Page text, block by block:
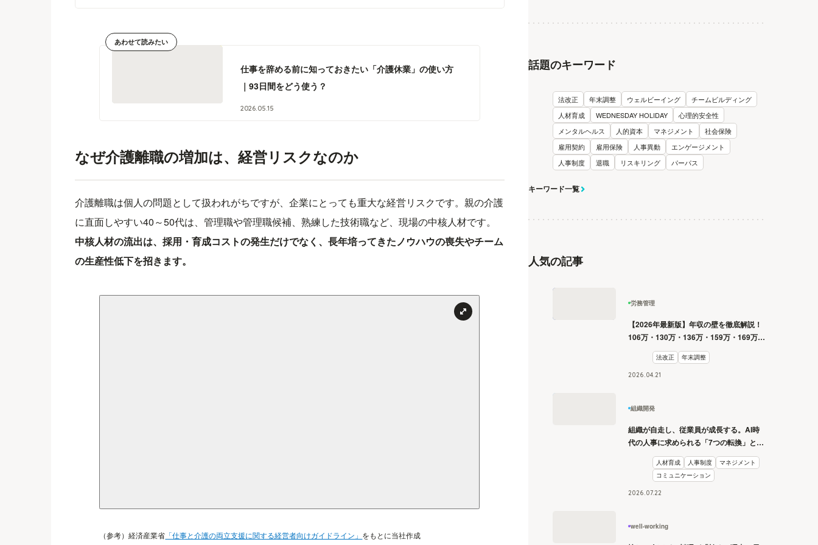
あわせて読みたい
仕事を辞める前に知っておきたい「介護休業」の使い方
｜93日間をどう使う？
2026.05.15
なぜ介護離職の増加は、経営リスクなのか
介護離職は個人の問題として扱われがちですが、企業にとっても重大な経営リスクです。親の介護
に直面しやすい40～50代は、管理職や管理職候補、熟練した技術職など、現場の中核人材です。
中核人材の流出は、採用・育成コストの発生だけでなく、長年培ってきたノウハウの喪失やチーム
の生産性低下を招きます。
（参考）経済産業省 「仕事と介護の両立支援に関する経営者向けガイドライン」 をもとに当社作成
話題のキーワード
法改正 年末調整 ウェルビーイング
チームビルディング
人材育成
WEDNESDAY HOLIDAY
心理的安全性
メンタルヘルス
人的資本 マネジメント
社会保険
雇用契約
雇用保険 人事異動
エンゲージメント
人事制度
退職 リスキリング パーパス
キーワード一覧
人気の記事
労務管理
【2026年最新版】年収の壁を徹底解説！
106万・130万・136万・159万・169万・
178万・180万の壁とは？
法改正 年末調整
2026.04.21
組織開発
組織が自走し、従業員が成長する。AI時
代の人事に求められる「7つの転換」と
人材育成 人事制度
マネジメント
コミュニケーション
2026.07.22
well-working